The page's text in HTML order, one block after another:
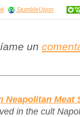
StumbleUpon
un
Neapolitan Meat
in the cult